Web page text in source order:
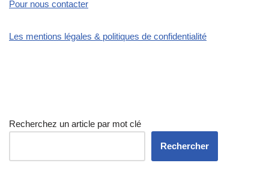
Pour nous contacter
Les mentions légales & politiques de confidentialité
Recherchez un article par mot clé
Rechercher